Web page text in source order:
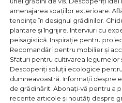
amenajarea spațiilor exterioare.
tendințe în designul grădinilor.
plantare și îngrijire. Interviuri cu
peisagistică. Inspirație pentru
Recomandări pentru mobilier și
Sfaturi pentru cultivarea legumelor
Descoperiți soluții ecologice
dumneavoastră. Informații despre
de grădinărit. Abonați-vă pentru a
recente articole și noutăți despre